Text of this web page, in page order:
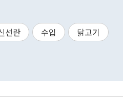
선란 수입
닭고기